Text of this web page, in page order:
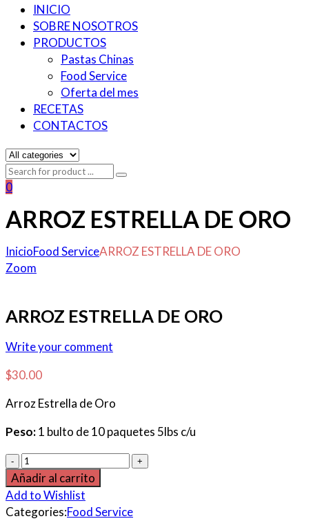
INICIO
SOBRE NOSOTROS
PRODUCTOS
Pastas Chinas
Food Service
Oferta del mes
RECETAS
CONTACTOS
0
ARROZ ESTRELLA DE ORO
InicioFood ServiceARROZ ESTRELLA DE ORO
Zoom
ARROZ ESTRELLA DE ORO
Write your comment
$30.00
Arroz Estrella de Oro
Peso:1 bulto de 10 paquetes 5lbs c/u
Añadir al carrito
Add to Wishlist
Categories:Food Service